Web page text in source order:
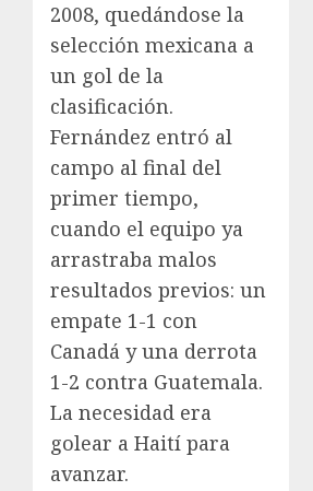
2008, quedándose la
selección mexicana a
un gol de la
clasificación.
Fernández entró al
campo al final del
primer tiempo,
cuando el equipo ya
arrastraba malos
resultados previos: un
empate 1-1 con
Canadá y una derrota
1-2 contra Guatemala.
La necesidad era
golear a Haití para
avanzar.